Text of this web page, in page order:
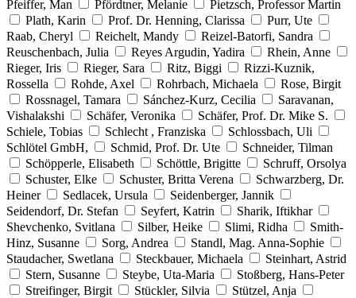
Pfeiffer, Man Pfördtner, Melanie
Pietzsch, Professor Martin
Plath, Karin
Prof. Dr. Henning, Clarissa
Purr, Ute
Raab, Cheryl
Reichelt, Mandy
Reizel-Batorfi, Sandra
Reuschenbach, Julia
Reyes Argudin, Yadira
Rhein, Anne
Rieger, Iris
Rieger, Sara Ritz, Biggi
Rizzi-Kuznik,
Rossella
Rohde, Axel Rohrbach, Michaela
Rose, Birgit
Rossnagel, Tamara
Sánchez-Kurz, Cecilia
Saravanan,
Vishalakshi
Schäfer, Veronika
Schäfer, Prof. Dr. Mike S.
Schiele, Tobias
Schlecht , Franziska
Schlossbach, Uli
Schlötel GmbH,
Schmid, Prof. Dr. Ute
Schneider, Tilman
Schöpperle, Elisabeth
Schöttle, Brigitte
Schruff, Orsolya
Schuster, Elke
Schuster, Britta Verena
Schwarzberg, Dr.
Heiner
Sedlacek, Ursula
Seidenberger, Jannik
Seidendorf, Dr. Stefan
Seyfert, Katrin
Sharik, Iftikhar
Shevchenko, Svitlana
Silber, Heike Slimi, Ridha
Smith-
Hinz, Susanne
Sorg, Andrea
Standl, Mag. Anna-Sophie
Staudacher, Swetlana
Steckbauer, Michaela
Steinhart, Astrid
Stern, Susanne
Steybe, Uta-Maria
Stoßberg, Hans-Peter
Streifinger, Birgit
Stückler, Silvia
Stützel, Anja